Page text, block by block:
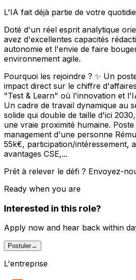
L'IA fait déjà partie de votre
Doté d'un réel esprit analytique
avez d'excellentes capacités
autonomie et l'envie de faire
environnement agile.
Pourquoi les rejoindre ? ✨ Un
impact direct sur le chiffre
"Test & Learn" où l'innovation et
Un cadre de travail dynamique au
solide qui double de taille d'ici
une vraie proximité humaine.
management d'une personne
55k€, participation/intéressement,
avantages CSE,...
Prêt à relever le défi ? Envoyez-
Ready when you are
Interested in this role?
Apply now and hear back within
Postuler→
L'entreprise